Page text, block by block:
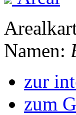
Namen:
zur
zum